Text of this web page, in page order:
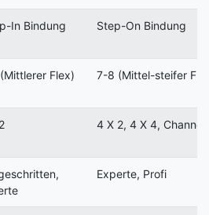
In Bindung Step-On Bindung
Flex) 7-8 (Mittel-steifer
4 X 2, 4 X 4, Channel
Experte, Profi